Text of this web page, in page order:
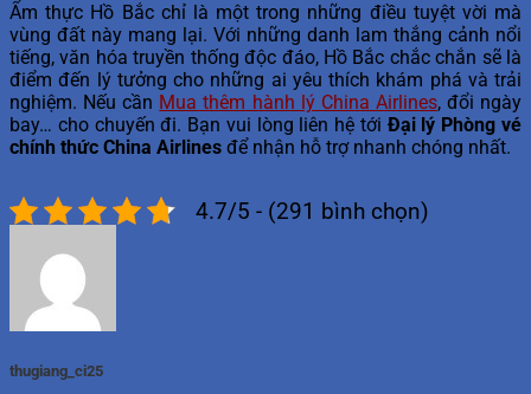
Ẩm thực Hồ Bắc chỉ là một trong những điều tuyệt vời mà
vùng đất này mang lại. Với những danh lam thắng cảnh nổi
tiếng, văn hóa truyền thống độc đáo, Hồ Bắc chắc chắn sẽ là
điểm đến lý tưởng cho những ai yêu thích khám phá và trải
nghiệm. Nếu cần Mua thêm hành lý China Airlines, đổi ngày
bay… cho chuyến đi. Bạn vui lòng liên hệ tới Đại lý Phòng vé
chính thức China Airlines để nhận hỗ trợ nhanh chóng nhất.
4.7/5 - (291 bình chọn)
thugiang_ci25